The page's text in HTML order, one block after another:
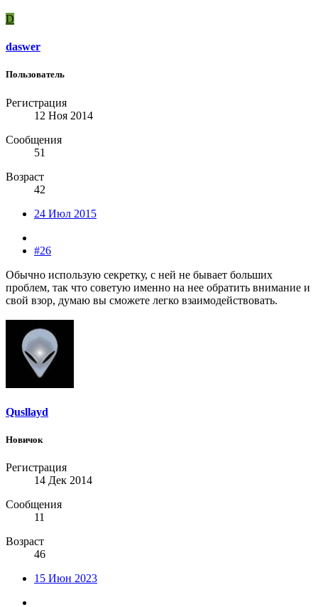
D
daswer
Пользователь
Регистрация
12 Ноя 2014
Сообщения
51
Возраст
42
24 Июл 2015
#26
Обычно использую секретку, с ней не бывает больших
проблем, так что советую именно на нее обратить внимание и
свой взор, думаю вы сможете легко взаимодействовать.
Qusllayd
Новичок
Регистрация
14 Дек 2014
Сообщения
11
Возраст
46
15 Июн 2023